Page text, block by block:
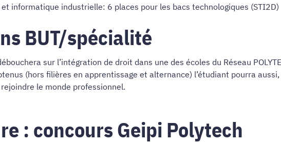
informatique industrielle: 6 places pour les bacs technologiques (STI2D)
BUT/spécialité
sur l’intégration de droit dans une des écoles du Réseau
(hors filières en apprentissage et alternance) l’étudiant pourra
rejoindre le monde professionnel.
: concours Geipi Polytech